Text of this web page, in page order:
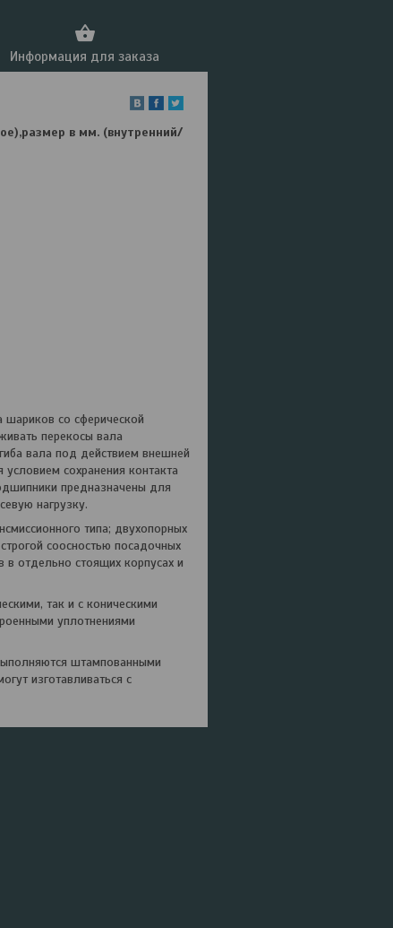
Информация для заказа
в мм. (внутренний/
со сферической
перекосы вала
вала под действием внешней
условием сохранения контакта
предназначены для
нагрузку.
типа; двухопорных
соосностью посадочных
в отдельно стоящих корпусах и
так и с коническими
уплотнениями
штампованными
изготавливаться с